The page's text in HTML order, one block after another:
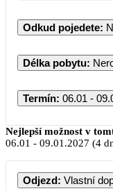
Odkud pojedete:
Délka pobytu:
Termín: 06.01 -
PO ÚT
Nejlepší možnost v
06.01 - 09.01.2027 (4
Odjezd: Vlastní